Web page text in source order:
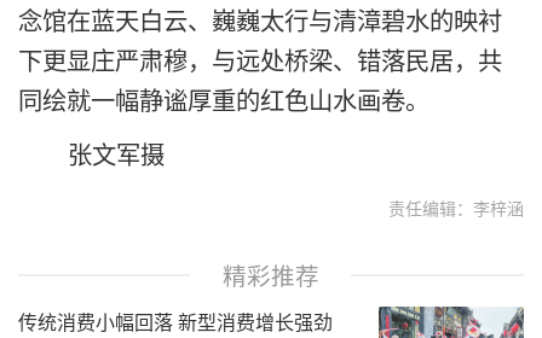
念馆在蓝天白云、巍巍太行与清漳碧水的映衬
下更显庄严肃穆，与远处桥梁、错落民居，共
同绘就一幅静谧厚重的红色山水画卷。
张文军摄
责任编辑：李梓涵
精彩推荐
传统消费小幅回落 新型消费增长强劲